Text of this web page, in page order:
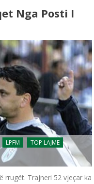
Nga Posti I
LPFM TOP LAJME
rrugët. Trajneri 52 vjeçar ka